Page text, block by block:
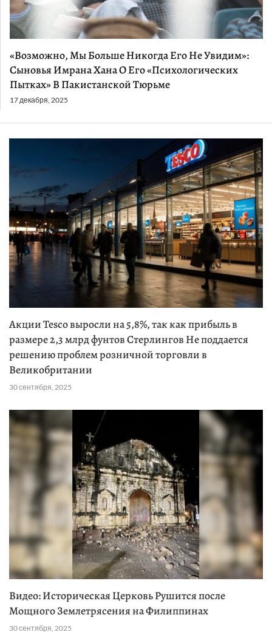
«Возможно, Мы Больше Никогда Его Не Увидим»:
Сыновья Имрана Хана О Его «Психологических
Пытках» В Пакистанской Тюрьме
17 декабря, 2025
Акции Tesco выросли на 5,8%, так как прибыль в
размере 2,3 млрд фунтов Стерлингов Не поддается
решению проблем розничной торговли в
Великобритании
30 сентября, 2025
Видео: Историческая Церковь Рушится после
Мощного Землетрясения на Филиппинах
30 сентября, 2025